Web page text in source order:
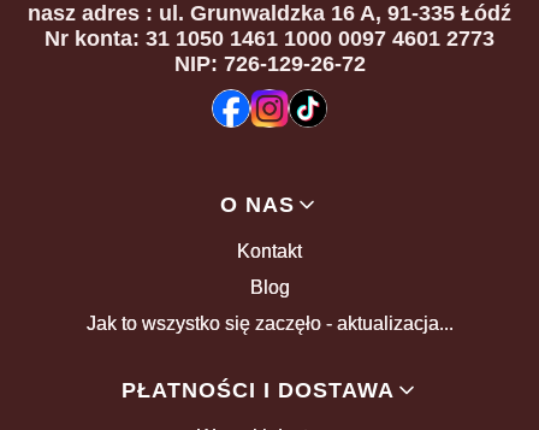
nasz adres : ul. Grunwaldzka 16 A, 91-335 Łódź
Nr konta: 31 1050 1461 1000 0097 4601 2773
NIP: 726-129-26-72
O NAS
Kontakt
Blog
Jak to wszystko się zaczęło - aktualizacja...
PŁATNOŚCI I DOSTAWA